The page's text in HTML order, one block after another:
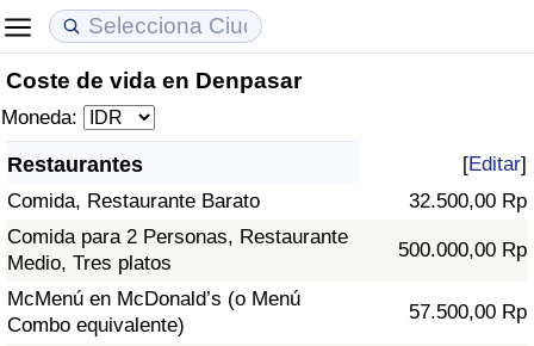
Coste de vida en Denpasar
Moneda:
Restaurantes [Editar]
Comida, Restaurante Barato
32.500,00 Rp
Comida para 2 Personas, Restaurante
Medio, Tres platos
500.000,00 Rp
McMenú en McDonald’s (o Menú
Combo equivalente)
57.500,00 Rp
Coste de vida
Índice de Costo de Vida
Índice de costo de vida por país
en aqaba
Precios de las propiedades
Índice de Precios de Inmuebles
Índice de Precios de Inmuebles por País
Calidad de Vida
Índice de Calidad de Vida (Actual)
Índice de calidad de vida por país
Delincuencia